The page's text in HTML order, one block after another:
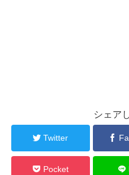
シェア
Twitter
Pocket